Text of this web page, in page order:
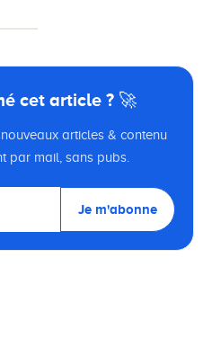
cet article ? 🚀
articles & contenu
par mail, sans pubs.
Je m'abonne